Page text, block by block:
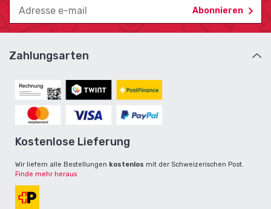
Zahlungsarten
Kostenlose Lieferung
Wir liefern alle Bestellungen kostenlos mit der Schweizerischen Post.
Finde mehr heraus